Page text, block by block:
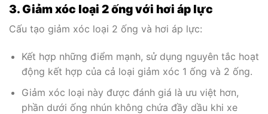
3. Giảm xóc loại 2 ống với hơi áp lực
Cấu tạo giảm xóc loại 2 ống và hơi áp lực:
Kết hợp những điểm mạnh, sử dụng nguyên tắc hoạt
động kết hợp của cả loại giảm xóc 1 ống và 2 ống.
Giảm xóc loại này được đánh giá là ưu việt hơn,
phần dưới ống nhún không chứa đầy dầu khi xe